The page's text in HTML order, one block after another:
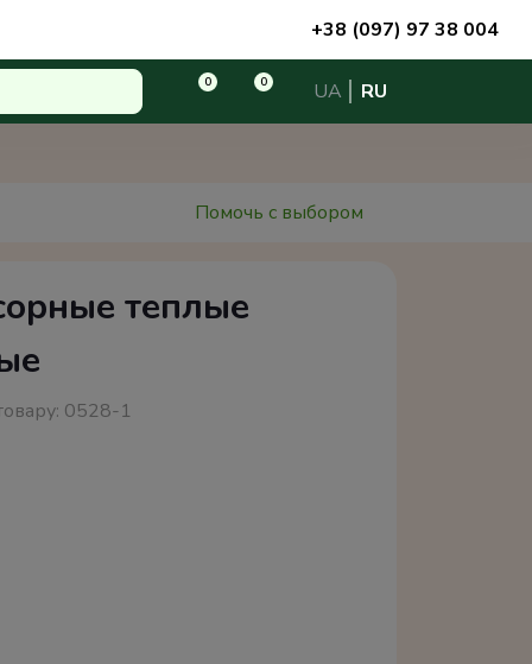
+38 (097) 97 38 004
0 0 UA RU
Помочь с выбором
теплые
0528-1